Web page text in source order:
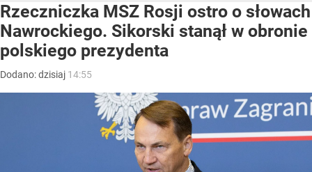
Rzeczniczka MSZ Rosji ostro o słowach
Nawrockiego. Sikorski stanął w obronie
polskiego prezydenta
Dodano:dzisiaj 14:55